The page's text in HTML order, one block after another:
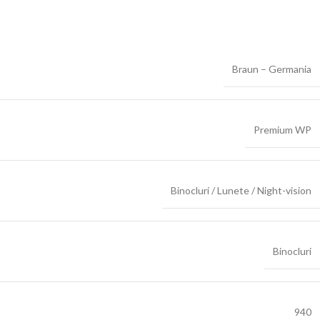
Braun – Germania
Premium WP
Binocluri / Lunete / Night-vision
Binocluri
940